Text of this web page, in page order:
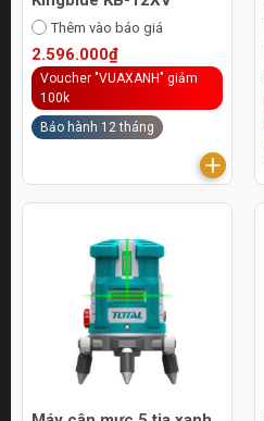
Thêm vào báo giá
2.596.000₫
Voucher "VUAXANH" giảm
100k
Bảo hành 12 tháng